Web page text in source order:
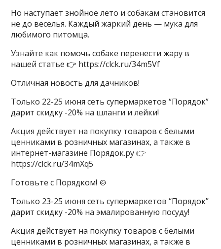
Но наступает знойное лето и собакам становится
не до веселья. Каждый жаркий день — мука для
любимого питомца.
Узнайте как помочь собаке перенести жару в
нашей статье 👉 https://clck.ru/34m5Vf
​​Отличная новость для дачников!
Только 22-25 июня сеть супермаркетов “Порядок”
дарит скидку -20% на шланги и лейки!
Акция действует на покупку товаров с белыми
ценниками в розничных магазинах, а также в
интернет-магазине Порядок.ру 👉
https://clck.ru/34mXq5
​​Готовьте с Порядком! 🍲
Только 23-25 июня сеть супермаркетов “Порядок”
дарит скидку -20% на эмалированную посуду!
Акция действует на покупку товаров с белыми
ценниками в розничных магазинах, а также в